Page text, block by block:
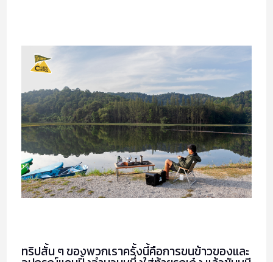
MAKE
CLUB’S CHOICE
SOLO EXHIBITION
ABOUT US
ทริปสั้น ๆ ของพวกเราครั้งนี้คือการขนข้าวของและ